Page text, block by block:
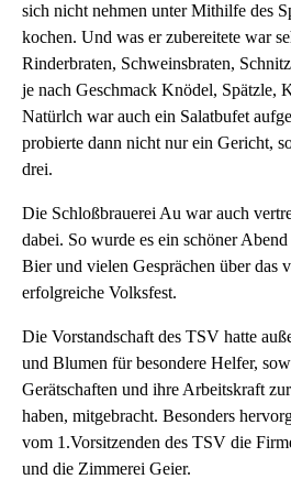
sich nicht nehmen unter Mithilfe des
kochen. Und was er zubereitete war
Rinderbraten, Schweinsbraten,
je nach Geschmack Knödel, Spätzle,
Natürlch war auch ein Salatbufet
probierte dann nicht nur ein Gericht,
drei.
Die Schloßbrauerei Au war auch
dabei. So wurde es ein schöner
Bier und vielen Gesprächen über das
erfolgreiche Volksfest.
Die Vorstandschaft des TSV hatte
und Blumen für besondere Helfer,
Gerätschaften und ihre Arbeitskraft
haben, mitgebracht. Besonders
vom 1.Vorsitzenden des TSV die
und die Zimmerei Geier.